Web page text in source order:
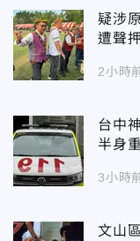
疑涉
遭聲押
2小時
台中
半身
3小時
文山